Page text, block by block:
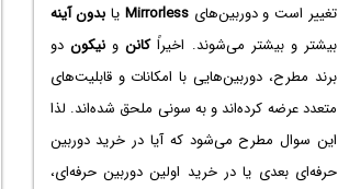
تغییر است و دوربین‌هایMirrorless یا بدون آینه
بیشتر و بیشتر می‌شوند. اخیراًکاننونیکون دو
برند مطرح، دوربین‌هایی با امکانات و قابلیت‌های
متعدد عرضه کرده‌اند و به سونی ملحق شده‌اند. لذا
این سوال مطرح می‌شود که آیا در خرید دوربین
حرفه‌ای بعدی یا در خرید اولین دوربین حرفه‌ای،